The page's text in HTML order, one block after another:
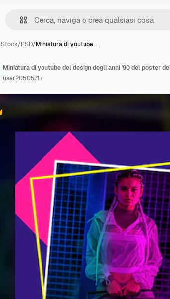
Stock/PSD/Miniatura di youtube…
Miniatura di youtube del design degli anni '90 del poster
user20505717